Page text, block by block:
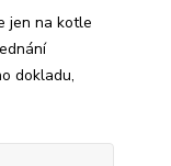
jen na kotle
dokladu,